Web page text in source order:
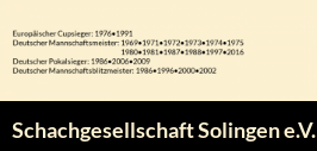
Inhalt
springen
Schachgesellschaft Solingen e.V.